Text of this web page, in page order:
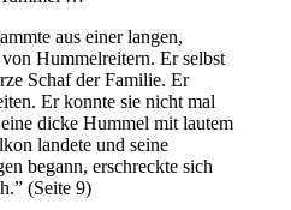
aus einer langen,
Hummelreitern. Er selbst
Schaf der Familie. Er
Er konnte sie nicht mal
dicke Hummel mit lautem
landete und seine
begann, erschreckte sich
(Seite 9)